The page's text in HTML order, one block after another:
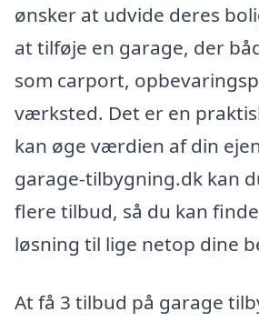
ønsker at udvide deres
at tilføje en garage, der
som carport,
værksted. Det er en
kan øge værdien af din
garage-tilbygning.dk kan
flere tilbud, så du kan
løsning til lige netop dine
At få 3 tilbud på garage